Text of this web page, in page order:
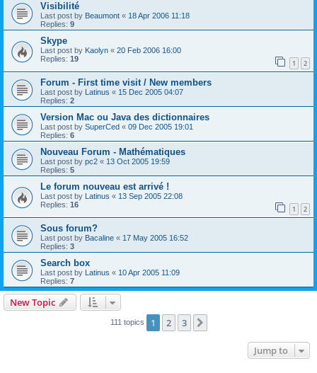
Visibilité
Last post by Beaumont « 18 Apr 2006 11:18
Replies: 9
Skype
Last post by Kaolyn « 20 Feb 2006 16:00
Replies: 19 1 2
Forum - First time visit / New members
Last post by Latinus « 15 Dec 2005 04:07
Replies: 2
Version Mac ou Java des dictionnaires
Last post by SuperCed « 09 Dec 2005 19:01
Replies: 6
Nouveau Forum - Mathématiques
Last post by pc2 « 13 Oct 2005 19:59
Replies: 5
Le forum nouveau est arrivé !
Last post by Latinus « 13 Sep 2005 22:08
Replies: 16 1 2
Sous forum?
Last post by Bacaline « 17 May 2005 16:52
Replies: 3
Search box
Last post by Latinus « 10 Apr 2005 11:09
Replies: 7
New Topic
111 topics 1 2 3
Jump to